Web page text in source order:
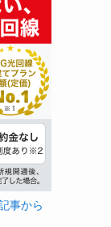
事から